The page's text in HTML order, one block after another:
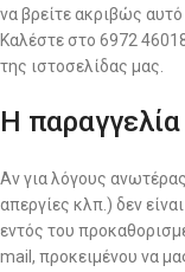
να βρείτε ακριβώς
Καλέστε στο 6972
της ιστοσελίδας μας.
Η
Αν για λόγους
απεργίες κλπ.) δεν
εντός του
mail, προκειμένου να